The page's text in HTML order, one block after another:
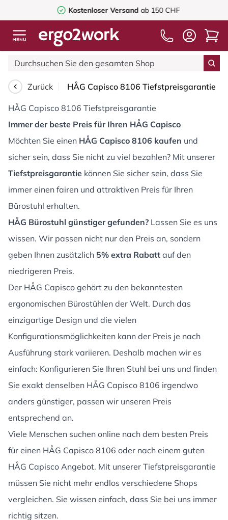
Kostenloser Versandab 150 CHF
Zurück HÅG Capisco 8106 Tiefstpreisgarantie
HÅG Capisco 8106 Tiefstpreisgarantie
Immer der beste Preis für Ihren HÅG Capisco
Möchten Sie einen HÅG Capisco 8106 kaufen und
sicher sein, dass Sie nicht zu viel bezahlen? Mit unserer
Tiefstpreisgarantie können Sie sicher sein, dass Sie
immer einen fairen und attraktiven Preis für Ihren
Bürostuhl erhalten.
HÅG Bürostuhl günstiger gefunden? Lassen Sie es uns
wissen. Wir passen nicht nur den Preis an, sondern
geben Ihnen zusätzlich 5% extra Rabatt auf den
niedrigeren Preis.
Der HÅG Capisco gehört zu den bekanntesten
ergonomischen Bürostühlen der Welt. Durch das
einzigartige Design und die vielen
Konfigurationsmöglichkeiten kann der Preis je nach
Ausführung stark variieren. Deshalb machen wir es
einfach: Konfigurieren Sie Ihren Stuhl bei uns und finden
Sie exakt denselben HÅG Capisco 8106 irgendwo
anders günstiger, passen wir unseren Preis
entsprechend an.
Viele Menschen suchen online nach dem besten Preis
für einen HÅG Capisco 8106 oder nach einem guten
HÅG Capisco Angebot. Mit unserer Tiefstpreisgarantie
müssen Sie nicht mehr endlos verschiedene Shops
vergleichen. Sie wissen einfach, dass Sie bei uns immer
richtig sitzen.